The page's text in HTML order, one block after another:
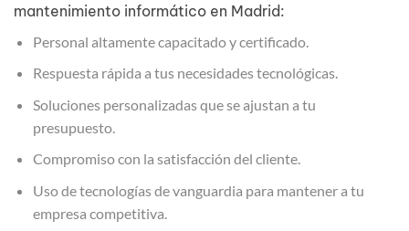
mantenimiento informático en Madrid:
Personal altamente capacitado y certificado.
Respuesta rápida a tus necesidades tecnológicas.
Soluciones personalizadas que se ajustan a tu
presupuesto.
Compromiso con la satisfacción del cliente.
Uso de tecnologías de vanguardia para mantener a tu
empresa competitiva.